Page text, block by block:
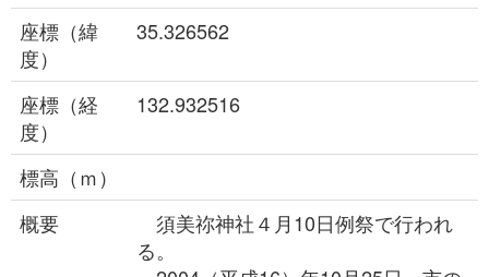
座標（緯
度）
35.326562
座標（経
度）
132.932516
標高（ｍ）
概要
須美祢神社４月10日例祭で行われ
る。